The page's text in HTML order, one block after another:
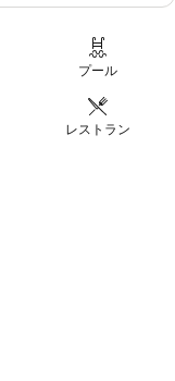
プール
レストラン